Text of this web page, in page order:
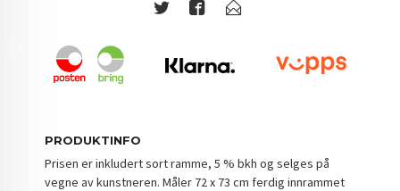
PRODUKTINFO
Prisen er inkludert sort ramme, 5 % bkh og selges på
vegne av kunstneren. Måler 72 x 73 cm ferdig innrammet